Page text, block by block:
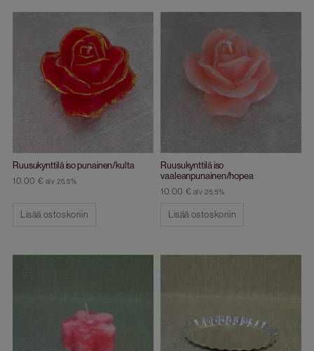
Ruusukynttilä iso punainen/kulta
10.00 € alv 25,5%
Lisää ostoskoriin
Ruusukynttilä iso
vaaleanpunainen/hopea
10.00 € alv 25,5%
Lisää ostoskoriin